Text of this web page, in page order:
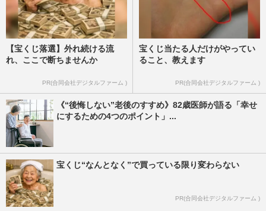
【宝くじ落選】外れ続ける流
れ、ここで断ちませんか
PR(合同会社デジタルファーム )
宝くじ当たる人だけがやってい
ること、教えます
PR(合同会社デジタルファーム )
《“後悔しない”老後のすすめ》82歳医師が語る「幸せ
にするための4つのポイント」...
宝くじ“なんとなく”で買っている限り変わらない
PR(合同会社デジタルファーム )